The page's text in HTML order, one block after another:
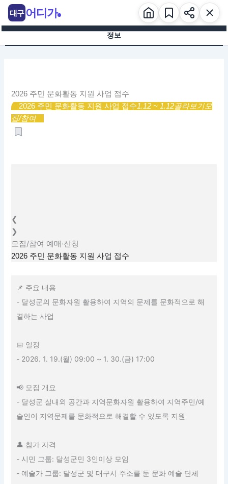
츠
정보
2026 주민 문화활동 지원 사업 접수
2026 주민 문화활동 지원 사업 접수1.12 ~ 1.12골라보기모
집/참여
❮
❯
모집/참여 예매·신청
2026 주민 문화활동 지원 사업 접수
📌 주요 내용
- 달성군의 문화자원 활용하여 지역의 문제를 문화적으로 해
결하는 사업
📅 일정
- 2026. 1. 19.(월) 09:00 ~ 1. 30.(금) 17:00
📢 모집 개요
- 달성군 실내외 공간과 지역문화자원 활용하여 지역주민/예
술인이 지역문제를 문화적으로 해결할 수 있도록 지원
👤 참가 자격
- 시민 그룹: 달성군민 3인이상 모임
- 예술가 그룹: 달성군 및 대구시 주소를 둔 문화 예술 단체
대구 어디가